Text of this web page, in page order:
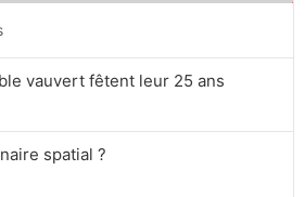
vauvert fêtent leur 25 ans
spatial ?